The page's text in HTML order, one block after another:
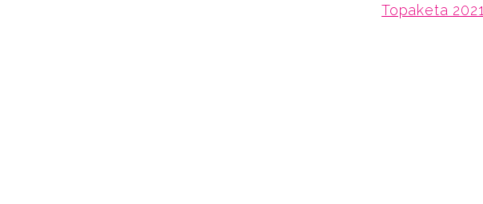
Topaketa 2021